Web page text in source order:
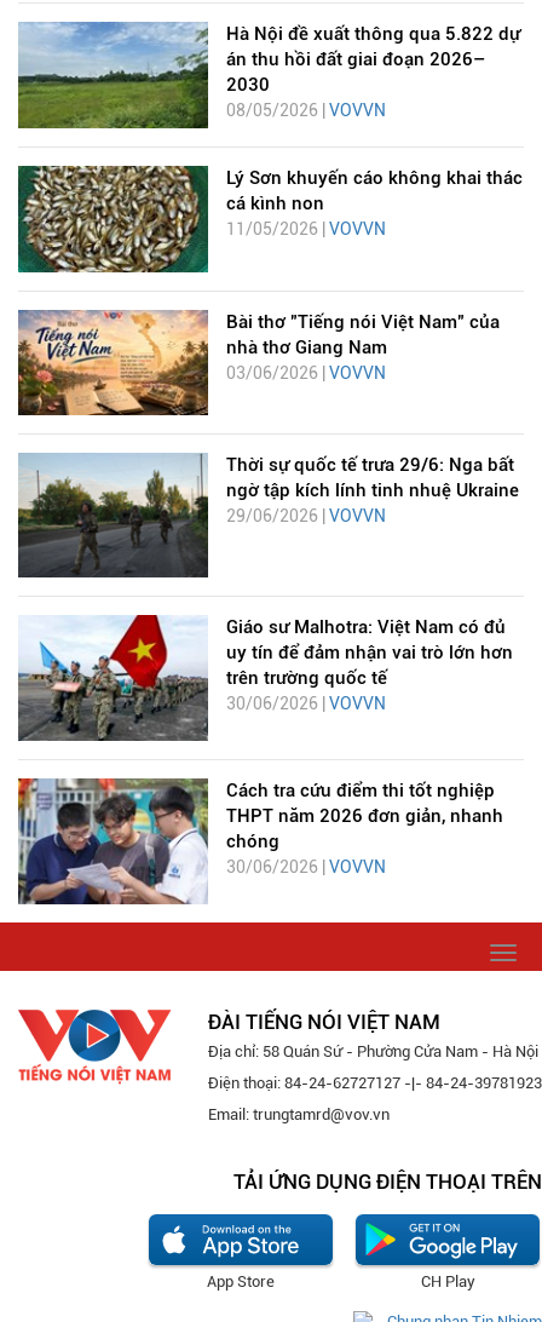
Hà Nội đề xuất thông qua 5.822 dự
án thu hồi đất giai đoạn 2026–
2030
08/05/2026 | VOVVN
Lý Sơn khuyến cáo không khai thác
cá kình non
11/05/2026 | VOVVN
Bài thơ "Tiếng nói Việt Nam" của
nhà thơ Giang Nam
03/06/2026 |VOVVN
Thời sự quốc tế trưa 29/6: Nga bất
ngờ tập kích lính tinh nhuệ Ukraine
29/06/2026 | VOVVN
Giáo sư Malhotra: Việt Nam có đủ
uy tín để đảm nhận vai trò lớn hơn
trên trường quốc tế
30/06/2026 | VOVVN
Cách tra cứu điểm thi tốt nghiệp
THPT năm 2026 đơn giản, nhanh
chóng
30/06/2026 | VOVVN
ĐÀI TIẾNG NÓI VIỆT NAM
Địa chỉ: 58 Quán Sứ - Phường Cửa Nam - Hà Nội
Điện thoại: 84-24-62727127 -|- 84-24-39781923
Email: trungtamrd@vov.vn
TẢI ỨNG DỤNG ĐIỆN THOẠI TRÊN
CH Play
App Store